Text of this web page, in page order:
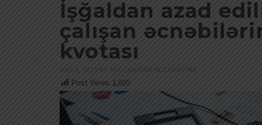
İşğaldan azad
çalışan
kvotası
MAY 5, 2023 BY ACCOUNTING ACCOUNTING
Post Views: 1,005